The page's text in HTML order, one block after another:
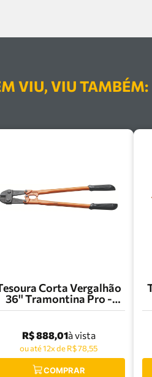
VIU, VIU TAMBÉM:
Corta Vergalhão
36'' Tramontina Pro -
44034/036
R$ 888,01à vista
ou até 12x de R$ 78,55
COMPRAR